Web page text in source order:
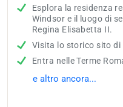
Esplora la residenza
Windsor e il luogo di
Regina Elisabetta II.
Visita lo storico sito di
Entra nelle Terme
e altro ancora...